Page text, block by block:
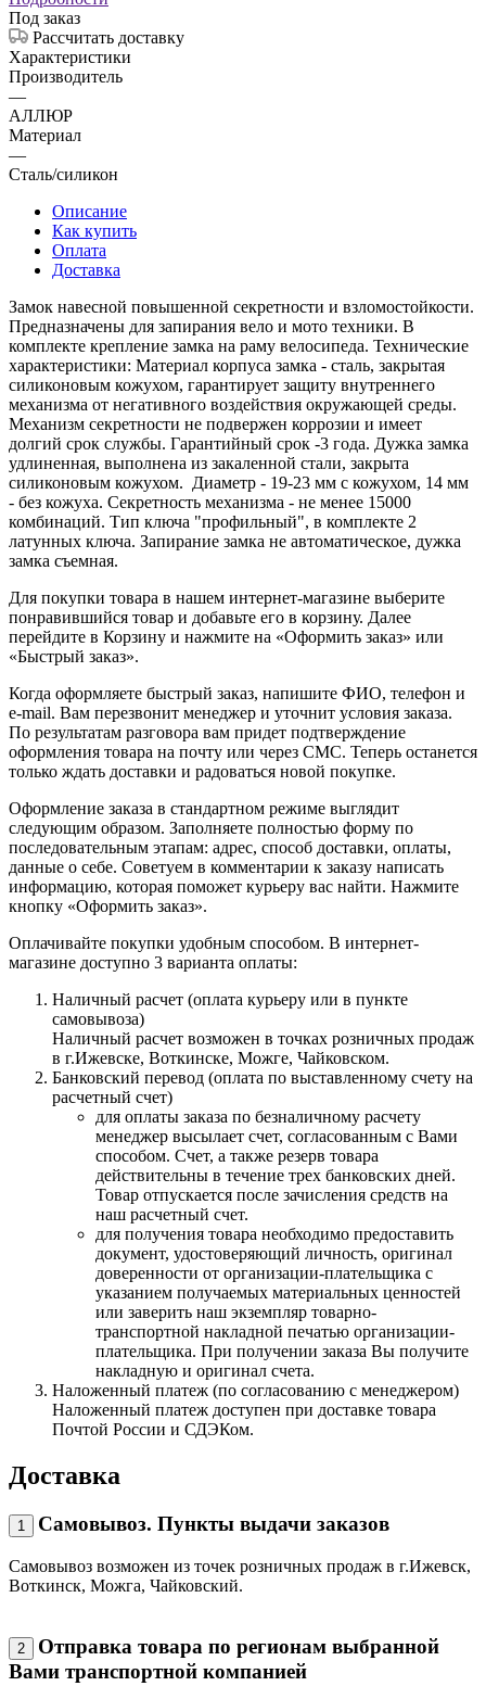
Под заказ
Рассчитать доставку
Характеристики
Производитель
—
АЛЛЮР
Материал
—
Сталь/силикон
Описание
Как купить
Оплата
Доставка
Замок навесной повышенной секретности и взломостойкости.
Предназначены для запирания вело и мото техники. В
комплекте крепление замка на раму велосипеда. Технические
характеристики: Материал корпуса замка - сталь, закрытая
силиконовым кожухом, гарантирует защиту внутреннего
механизма от негативного воздействия окружающей среды.
Механизм секретности не подвержен коррозии и имеет
долгий срок службы. Гарантийный срок -3 года. Дужка замка
удлиненная, выполнена из закаленной стали, закрыта
силиконовым кожухом. Диаметр - 19-23 мм с кожухом, 14 мм
- без кожуха. Секретность механизма - не менее 15000
комбинаций. Тип ключа "профильный", в комплекте 2
латунных ключа. Запирание замка не автоматическое, дужка
замка съемная.
Для покупки товара в нашем интернет-магазине выберите
понравившийся товар и добавьте его в корзину. Далее
перейдите в Корзину и нажмите на «Оформить заказ» или
«Быстрый заказ».
Когда оформляете быстрый заказ, напишите ФИО, телефон и
e-mail. Вам перезвонит менеджер и уточнит условия заказа.
По результатам разговора вам придет подтверждение
оформления товара на почту или через СМС. Теперь останется
только ждать доставки и радоваться новой покупке.
Оформление заказа в стандартном режиме выглядит
следующим образом. Заполняете полностью форму по
последовательным этапам: адрес, способ доставки, оплаты,
данные о себе. Советуем в комментарии к заказу написать
информацию, которая поможет курьеру вас найти. Нажмите
кнопку «Оформить заказ».
Оплачивайте покупки удобным способом. В интернет-
магазине доступно 3 варианта оплаты:
Наличный расчет (оплата курьеру или в пункте
самовывоза)
Наличный расчет возможен в точках розничных продаж
в г.Ижевске, Воткинске, Можге, Чайковском.
Банковский перевод (оплата по выставленному счету на
расчетный счет)
для оплаты заказа по безналичному расчету
менеджер высылает счет, согласованным с Вами
способом. Счет, а также резерв товара
действительны в течение трех банковских дней.
Товар отпускается после зачисления средств на
наш расчетный счет.
для получения товара необходимо предоставить
документ, удостоверяющий личность, оригинал
доверенности от организации-плательщика с
указанием получаемых материальных ценностей
или заверить наш экземпляр товарно-
транспортной накладной печатью организации-
плательщика. При получении заказа Вы получите
накладную и оригинал счета.
Наложенный платеж (по согласованию с менеджером)
Наложенный платеж доступен при доставке товара
Почтой России и СДЭКом.
Доставка
1 Самовывоз. Пункты выдачи заказов
Самовывоз возможен из точек розничных продаж в г.Ижевск,
Воткинск, Можга, Чайковский.
2
Отправка товара по регионам выбранной
Вами транспортной компанией